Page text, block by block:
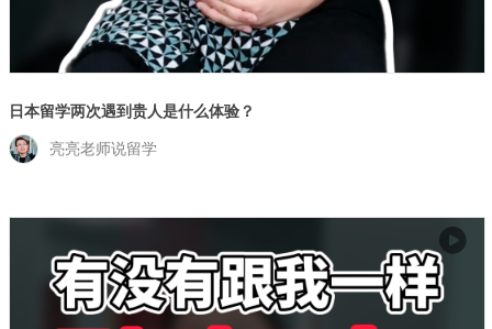
日本留学两次遇到贵人是什么体验？
亮亮老师说留学